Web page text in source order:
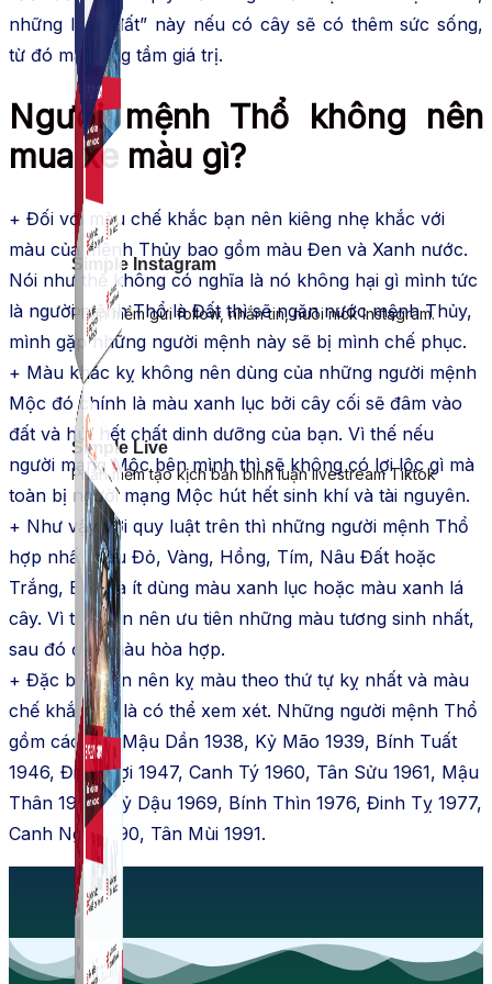
Simple Live
Phần mềm tạo kịch bản bình luận livestream Tiktok
Simple Instagram
Phần mềm gửi follow, nhắn tin, nuôi nick Instagram.
những loại “đất” này nếu có cây sẽ có thêm sức sống,
từ đó mà nâng tầm giá trị.
Người mệnh Thổ không nên
mua xe màu gì?
+ Đối với màu chế khắc bạn nên kiêng nhẹ khắc với
màu của mệnh Thủy bao gồm màu Đen và Xanh nước.
Nói như thế không có nghĩa là nó không hại gì mình tức
là người mệnh Thổ là Đất thì sẽ ngăn nước mệnh Thủy,
mình gặp những người mệnh này sẽ bị mình chế phục.
+ Màu khắc kỵ không nên dùng của những người mệnh
Mộc đó chính là màu xanh lục bởi cây cối sẽ đâm vào
đất và hút hết chất dinh dưỡng của bạn. Vì thế nếu
người mạng Mộc bên mình thì sẽ không có lợi lộc gì mà
toàn bị người mạng Mộc hút hết sinh khí và tài nguyên.
+ Như vậy với quy luật trên thì những người mệnh Thổ
hợp nhất màu Đỏ, Vàng, Hồng, Tím, Nâu Đất hoặc
Trắng, Bạc và ít dùng màu xanh lục hoặc màu xanh lá
cây. Vì thế bạn nên ưu tiên những màu tương sinh nhất,
sau đó đến màu hòa hợp.
+ Đặc biệt bạn nên kỵ màu theo thứ tự kỵ nhất và màu
chế khắc tức là có thể xem xét. Những người mệnh Thổ
gồm các tuổi Mậu Dần 1938, Kỷ Mão 1939, Bính Tuất
1946, Đinh Hợi 1947, Canh Tý 1960, Tân Sửu 1961, Mậu
Thân 1968, Kỷ Dậu 1969, Bính Thìn 1976, Đinh Tỵ 1977,
Canh Ngọ 1990, Tân Mùi 1991.